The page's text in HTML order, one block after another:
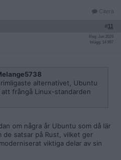
Citera
#11
Reg: Jun 2024
Inlägg: 14 997
alternativet, Ubuntu
frångå Linux-standarden
om några år Ubuntu som då lär
satsar på Rust, vilket ger
viktiga delar av sin